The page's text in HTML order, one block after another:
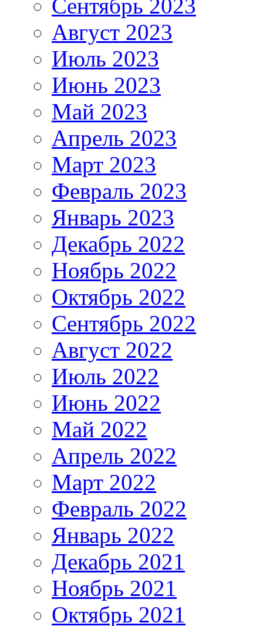
Сентябрь 2023
Август 2023
Июль 2023
Июнь 2023
Май 2023
Апрель 2023
Март 2023
Февраль 2023
Январь 2023
Декабрь 2022
Ноябрь 2022
Октябрь 2022
Сентябрь 2022
Август 2022
Июль 2022
Июнь 2022
Май 2022
Апрель 2022
Март 2022
Февраль 2022
Январь 2022
Декабрь 2021
Ноябрь 2021
Октябрь 2021